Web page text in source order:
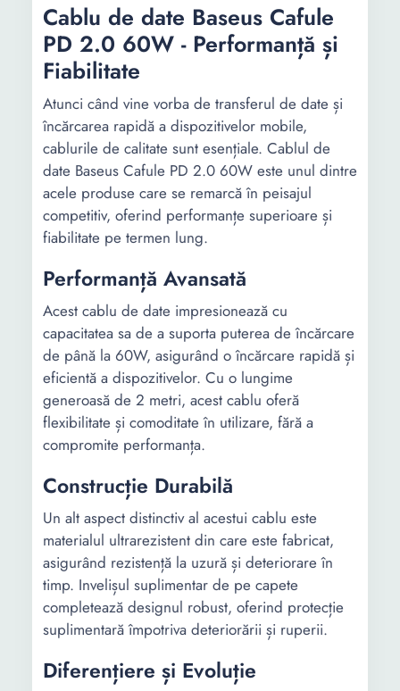
Cablu de date Baseus Cafule
PD 2.0 60W - Performanță și
Fiabilitate
Atunci când vine vorba de transferul de date și
încărcarea rapidă a dispozitivelor mobile,
cablurile de calitate sunt esențiale. Cablul de
date Baseus Cafule PD 2.0 60W este unul dintre
acele produse care se remarcă în peisajul
competitiv, oferind performanțe superioare și
fiabilitate pe termen lung.
Performanță Avansată
Acest cablu de date impresionează cu
capacitatea sa de a suporta puterea de încărcare
de până la 60W, asigurând o încărcare rapidă și
eficientă a dispozitivelor. Cu o lungime
generoasă de 2 metri, acest cablu oferă
flexibilitate și comoditate în utilizare, fără a
compromite performanța.
Construcție Durabilă
Un alt aspect distinctiv al acestui cablu este
materialul ultrarezistent din care este fabricat,
asigurând rezistență la uzură și deteriorare în
timp. Invelișul suplimentar de pe capete
completează designul robust, oferind protecție
suplimentară împotriva deteriorării și ruperii.
Diferențiere și Evoluție